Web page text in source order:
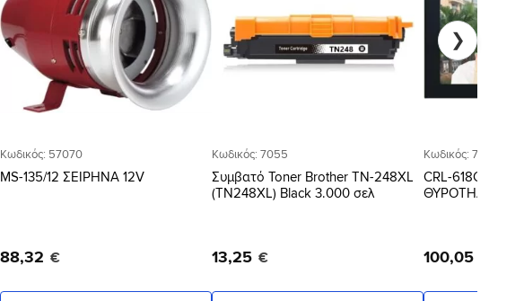
Κωδικός: 57070
MS-135/12 ΣΕΙΡΗΝΑ 12V
88,32 €
Κωδικός: 7055
Συμβατό Toner Brother TN-248XL
(TN248XL) Black 3.000 σελ
13,25 €
Κωδικός: 73189
CRL-618C10A
100,05
❯